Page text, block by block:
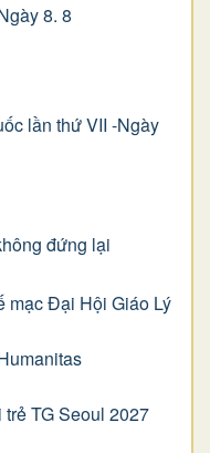
8. 8
lần thứ VII -Ngày
đứng lại
mạc Đại Hội Giáo Lý
TG Seoul 2027